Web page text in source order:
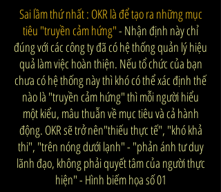
Sai lầm thứ nhất : OKR là để tạo ra những mục
tiêu "truyền cảm hứng"- Nhận định này chỉ
đúng với các công ty đã có hệ thống quản lý hiệu
quả làm việc hoàn thiện. Nếu tổ chức của bạn
chưa có hệ thống này thì khó có thể xác định thế
nào là "truyền cảm hứng" thì mỗi người hiểu
một kiểu, mâu thuẫn về mục tiêu và cả hành
động. OKR sẽ trở nên"thiếu thực tế", "khó khả
thi", "trên nóng dưới lạnh" - "phản ánh tư duy
lãnh đạo, không phải quyết tâm của người thực
hiện" - Hình biếm họa số 01